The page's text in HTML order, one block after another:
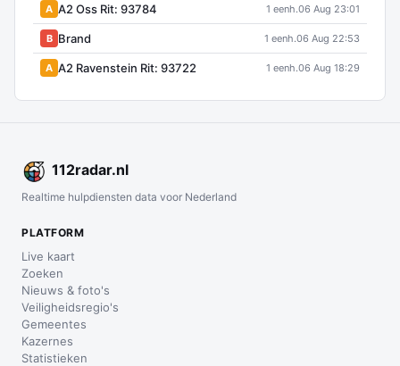
A A2 Oss Rit: 93784 1 eenh.06 Aug 23:01
B Brand 1 eenh.06 Aug 22:53
A A2 Ravenstein Rit: 93722 1 eenh.06 Aug 18:29
112radar.nl
Realtime hulpdiensten data voor Nederland
PLATFORM
Live kaart
Zoeken
Nieuws & foto's
Veiligheidsregio's
Gemeentes
Kazernes
Statistieken